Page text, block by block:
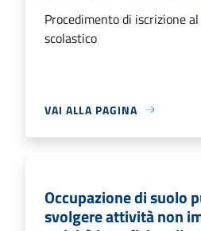
Procedimento di iscrizione
scolastico
VAI ALLA PAGINA
Occupazione di suolo
svolgere attività non